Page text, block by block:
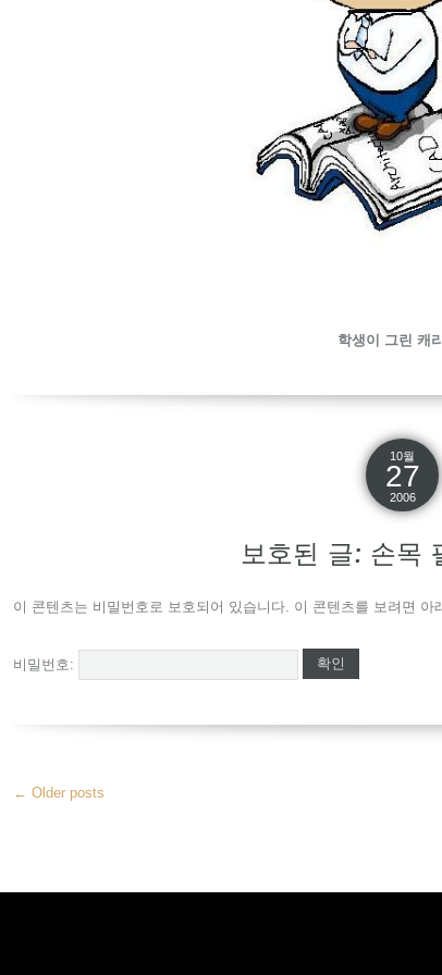
학생이 그린 캐
10월
27
2006
보호된 글: 손목
이 콘텐츠는 비밀번호로 보호되어 있습니다. 이 콘텐츠를 보려면 아
비밀번호:
More
← Older posts